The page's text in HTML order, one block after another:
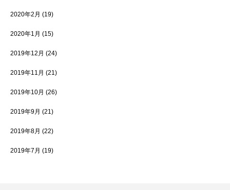
2020年2月 (19)
2020年1月 (15)
2019年12月 (24)
2019年11月 (21)
2019年10月 (26)
2019年9月 (21)
2019年8月 (22)
2019年7月 (19)